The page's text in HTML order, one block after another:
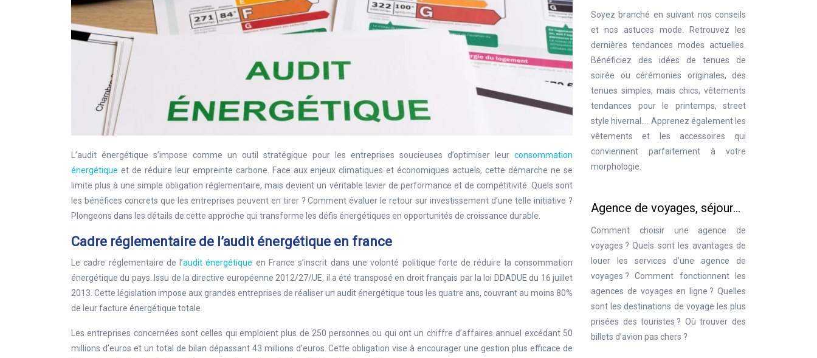
L’audit énergétique s’impose comme un outil stratégique pour les entreprises soucieuses d’optimiser leur consommation
énergétique et de réduire leur empreinte carbone. Face aux enjeux climatiques et économiques actuels, cette démarche ne se
limite plus à une simple obligation réglementaire, mais devient un véritable levier de performance et de compétitivité. Quels sont
les bénéfices concrets que les entreprises peuvent en tirer ? Comment évaluer le retour sur investissement d’une telle initiative ?
Plongeons dans les détails de cette approche qui transforme les défis énergétiques en opportunités de croissance durable.
Cadre réglementaire de l’audit énergétique en france
Le cadre réglementaire de l’audit énergétique en France s’inscrit dans une volonté politique forte de réduire la consommation
énergétique du pays. Issu de la directive européenne 2012/27/UE, il a été transposé en droit français par la loi DDADUE du 16 juillet
2013. Cette législation impose aux grandes entreprises de réaliser un audit énergétique tous les quatre ans, couvrant au moins 80%
de leur facture énergétique totale.
Les entreprises concernées sont celles qui emploient plus de 250 personnes ou qui ont un chiffre d’affaires annuel excédant 50
millions d’euros et un total de bilan dépassant 43 millions d’euros. Cette obligation vise à encourager une gestion plus efficace de
Soyez branché en suivant nos conseils
et nos astuces mode. Retrouvez les
dernières tendances modes actuelles.
Bénéficiez des idées de tenues de
soirée ou cérémonies originales, des
tenues simples, mais chics, vêtements
tendances pour le printemps, street
style hivernal…. Apprenez également les
vêtements et les accessoires qui
conviennent parfaitement à votre
morphologie.
Agence de voyages, séjour…
Comment choisir une agence de
voyages ? Quels sont les avantages de
louer les services d’une agence de
voyages ? Comment fonctionnent les
agences de voyages en ligne ? Quelles
sont les destinations de voyage les plus
prisées des touristes ? Où trouver des
billets d’avion pas chers ?